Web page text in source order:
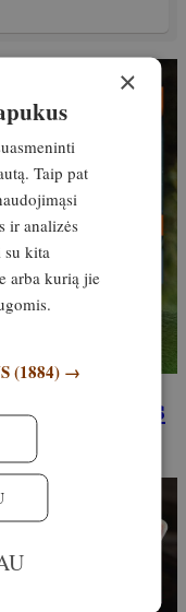
skirtas
×
Taip pat
ir analizės
kita
arba kurią jie
(1884) →